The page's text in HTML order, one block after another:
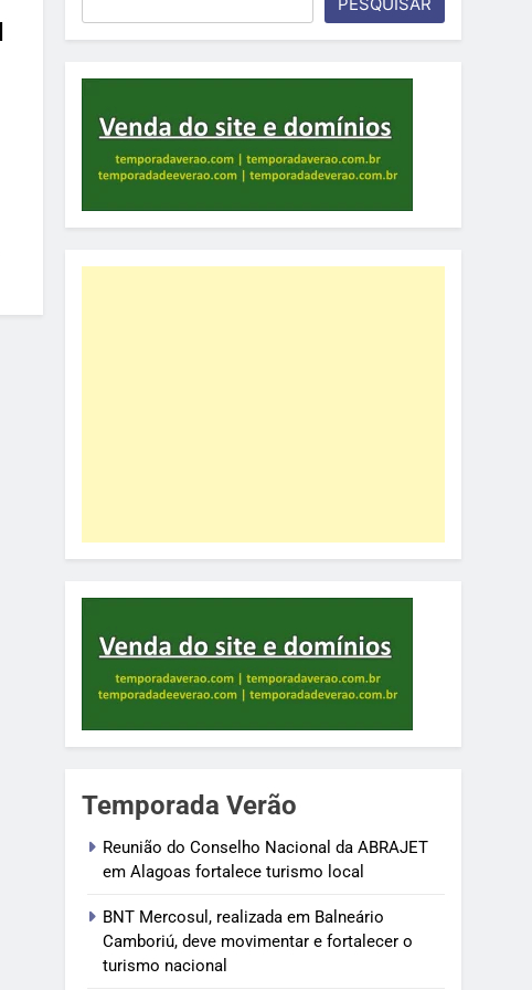
Temporada Verão
Reunião do Conselho Nacional da ABRAJET
em Alagoas fortalece turismo local
BNT Mercosul, realizada em Balneário
Camboriú, deve movimentar e fortalecer o
turismo nacional